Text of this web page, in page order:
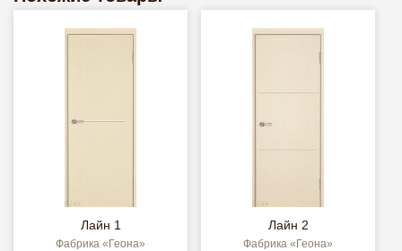
Лайн 1
Фабрика «Геона»
Лайн 2
Фабрика «Геона»